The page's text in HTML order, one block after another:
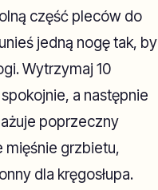
część pleców do
jedną nogę tak, by
Wytrzymaj 10
a następnie
poprzeczny
mięśnie grzbietu,
dla kręgosłupa.